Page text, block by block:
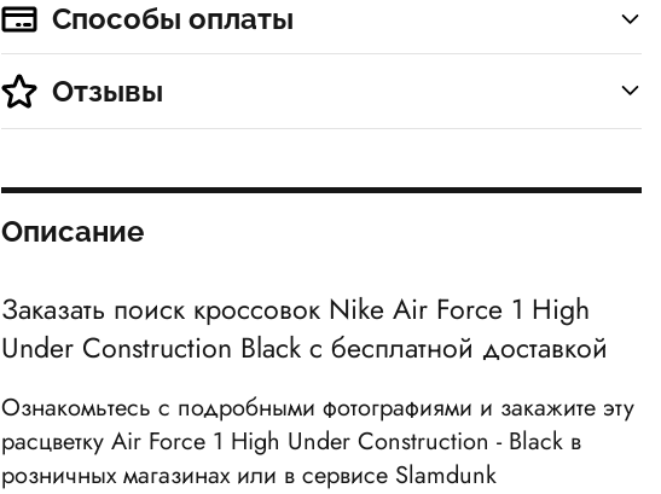
Способы оплаты
Отзывы
Описание
Заказать поиск кроссовок Nike Air Force 1 High
Under Construction Black с бесплатной доставкой
Ознакомьтесь с подробными фотографиями и закажите эту
расцветку Air Force 1 High Under Construction - Black в
розничных магазинах или в сервисе Slamdunk